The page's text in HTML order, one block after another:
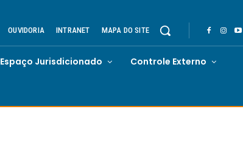
OUVIDORIA INTRANET MAPA DO SITE
Espaço Jurisdicionado Controle Externo